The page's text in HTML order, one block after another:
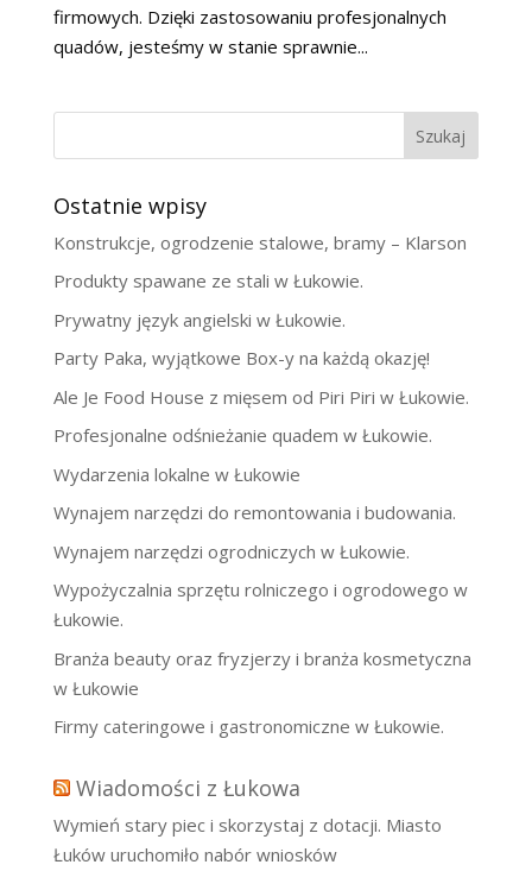
firmowych. Dzięki zastosowaniu profesjonalnych
quadów, jesteśmy w stanie sprawnie...
Szukaj
Ostatnie wpisy
Konstrukcje, ogrodzenie stalowe, bramy – Klarson
Produkty spawane ze stali w Łukowie.
Prywatny język angielski w Łukowie.
Party Paka, wyjątkowe Box-y na każdą okazję!
Ale Je Food House z mięsem od Piri Piri w Łukowie.
Profesjonalne odśnieżanie quadem w Łukowie.
Wydarzenia lokalne w Łukowie
Wynajem narzędzi do remontowania i budowania.
Wynajem narzędzi ogrodniczych w Łukowie.
Wypożyczalnia sprzętu rolniczego i ogrodowego w
Łukowie.
Branża beauty oraz fryzjerzy i branża kosmetyczna
w Łukowie
Firmy cateringowe i gastronomiczne w Łukowie.
Wiadomości z Łukowa
Wymień stary piec i skorzystaj z dotacji. Miasto
Łuków uruchomiło nabór wniosków